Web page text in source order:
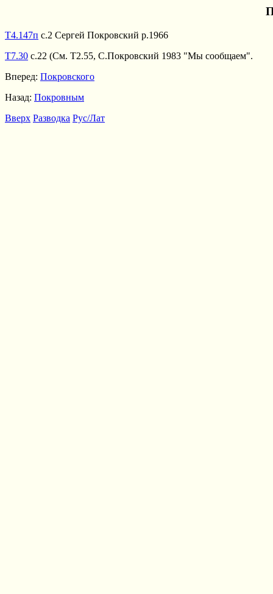
Т4.147п с.2 Сергей Покровский р.1966
Т7.30 с.22 (См. Т2.55, С.Покровский 1983 "Мы сообщаем".
Вперед: Покровского
Назад: Покровным
Вверх Разводка Рус/Лат